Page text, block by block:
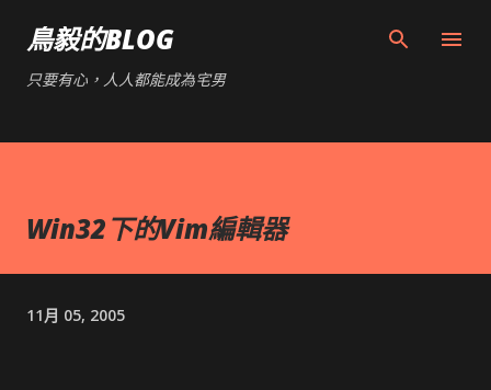
鳥毅的BLOG
只要有心，人人都能成為宅男
Win32下的Vim編輯器
11月 05, 2005